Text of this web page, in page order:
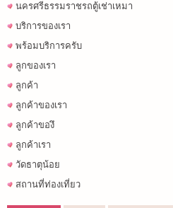
นครศรีธรรมราชรถตู้เช่าเหมา
บริการของเรา
พร้อมบริการครับ
ลูกของเรา
ลูกค้า
ลูกค้าของเรา
ลูกค้าของึ
ลูกค้าเรา
วัดธาตุน้อย
สถานที่ท่องเที่ยว